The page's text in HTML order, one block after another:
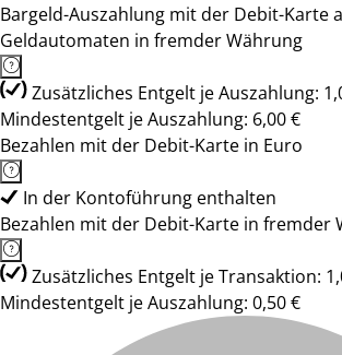
Bargeld-Auszahlung mit der Debit-Karte
Geldautomaten in fremder Währung
Zusätzliches Entgelt je Auszahlung:
Mindestentgelt je Auszahlung: 6,00 €
Bezahlen mit der Debit-Karte in Euro
In der Kontoführung enthalten
Bezahlen mit der Debit-Karte in fremder
Zusätzliches Entgelt je Transaktion:
Mindestentgelt je Auszahlung: 0,50 €